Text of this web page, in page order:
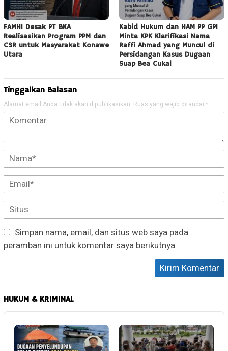
FAMHI Desak PT BKA
Realisasikan Program PPM dan
CSR untuk Masyarakat Konawe
Utara
Kabid Hukum dan HAM PP GPI
Minta KPK Klarifikasi Nama
Raffi Ahmad yang Muncul di
Persidangan Kasus Dugaan
Suap Bea Cukai
Tinggalkan Balasan
Alamat email Anda tidak akan dipublikasikan. Ruas yang wajib ditandai *
Simpan nama, email, dan situs web saya pada
peramban ini untuk komentar saya berikutnya.
HUKUM & KRIMINAL